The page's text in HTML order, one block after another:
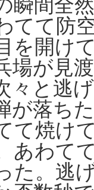
瞬間全
てて防
を開け
場が見
々と逃
が落ち
て焼け
あわて
た。逃